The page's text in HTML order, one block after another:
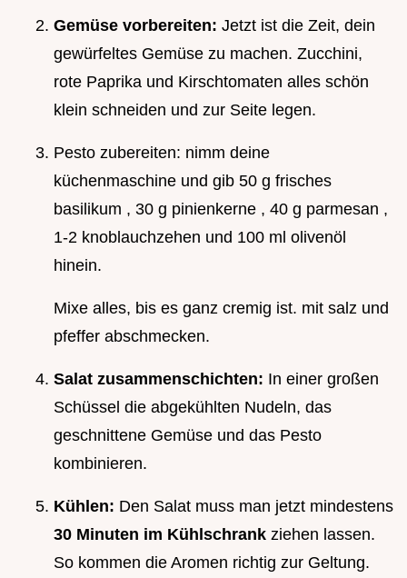
Gemüse vorbereiten: Jetzt ist die Zeit, dein
gewürfeltes Gemüse zu machen. Zucchini,
rote Paprika und Kirschtomaten alles schön
klein schneiden und zur Seite legen.
Pesto zubereiten: nimm deine
küchenmaschine und gib 50 g frisches
basilikum , 30 g pinienkerne , 40 g parmesan ,
1-2 knoblauchzehen und 100 ml olivenöl
hinein.
Mixe alles, bis es ganz cremig ist. mit salz und
pfeffer abschmecken.
Salat zusammenschichten: In einer großen
Schüssel die abgekühlten Nudeln, das
geschnittene Gemüse und das Pesto
kombinieren.
Kühlen: Den Salat muss man jetzt mindestens
30 Minuten im Kühlschrank ziehen lassen.
So kommen die Aromen richtig zur Geltung.